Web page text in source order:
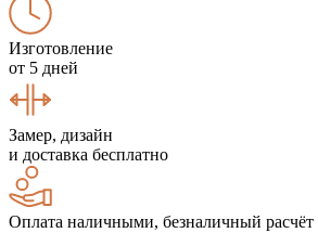
Изготовление
от 5 дней
Замер, дизайн
и доставка бесплатно
Оплата наличными, безналичный расчёт